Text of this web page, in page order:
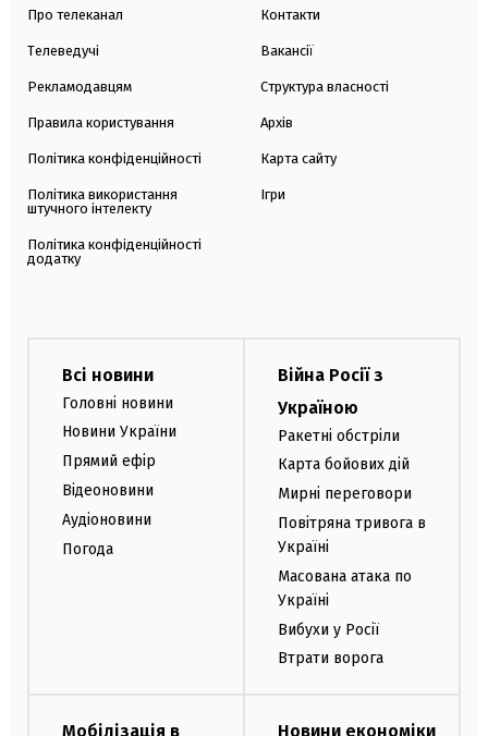
Про телеканал
Телеведучі
Рекламодавцям
Правила користування
Політика конфіденційності
Політика використання
штучного інтелекту
Політика конфіденційності
додатку
Контакти
Вакансії
Структура власності
Архів
Карта сайту
Ігри
Всі новини
Головні новини
Новини України
Прямий ефір
Відеоновини
Аудіоновини
Погода
Війна Росії з
Україною
Ракетні обстріли
Карта бойових дій
Мирні переговори
Повітряна тривога в
Україні
Масована атака по
Україні
Вибухи у Росії
Втрати ворога
Мобілізація в
Новини економіки